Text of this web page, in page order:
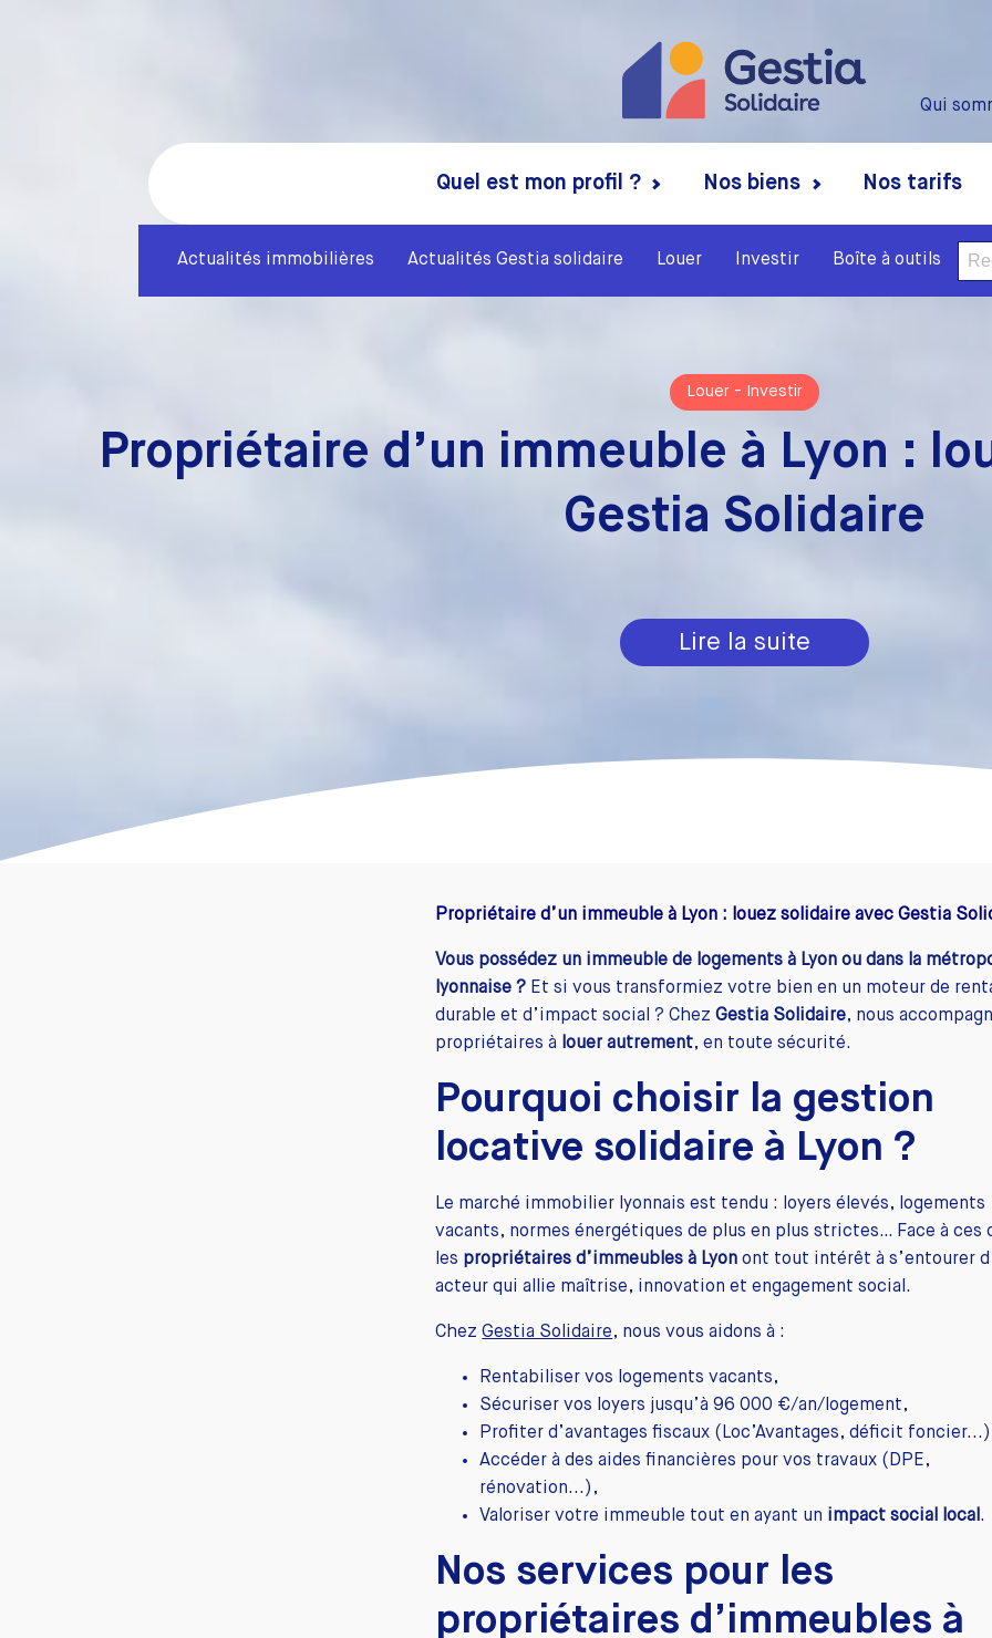
Qui
Quel est mon profil ? Nos biens Nos tarifs
Actualités immobilières Actualités Gestia solidaire Louer Investir Boîte à outils
Louer - Investir
Propriétaire d’un immeuble à Lyon :
Gestia Solidaire
Lire la suite
Propriétaire d’un immeuble à Lyon : louez solidaire avec Gestia
Vous possédez un immeuble de logements à Lyon ou dans la
lyonnaise ? Et si vous transformiez votre bien en un moteur de
durable et d’impact social ? ChezGestia Solidaire, nous
propriétaires à louer autrement, en toute sécurité.
Pourquoi choisir la gestion
locative solidaire à Lyon ?
Le marché immobilier lyonnais est tendu : loyers élevés, logements
vacants, normes énergétiques de plus en plus strictes… Face à ces
les propriétaires d’immeubles à Lyon ont tout intérêt à s’entourer
acteur qui allie maîtrise, innovation et engagement social.
ChezGestia Solidaire, nous vous aidons à :
Rentabiliser vos logements vacants,
Sécuriser vos loyers jusqu’à 96 000 €/an/logement,
Profiter d’avantages fiscaux (Loc’Avantages, déficit
Accéder à des aides financières pour vos travaux (DPE,
rénovation...),
Valoriser votre immeuble tout en ayant un impact social local.
Nos services pour les
propriétaires d’immeubles à